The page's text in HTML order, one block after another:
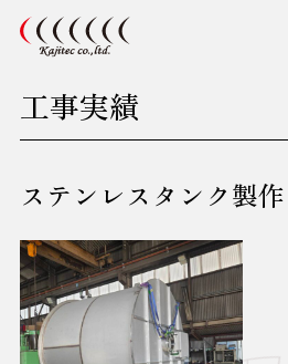
工事実績
ステンレスタンク製作